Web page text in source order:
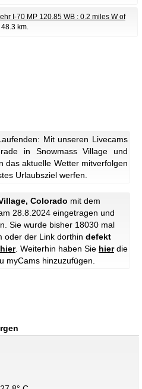
I-70 MP 120.85 WB : 0.2 miles W of
48.3 km.
Mit unseren Livecams
in Snowmass Village und
das aktuelle Wetter mitverfolgen
Urlaubsziel werfen.
Colorado mit dem
28.8.2024 eingetragen und
Sie wurde bisher 18030 mal
oder der Link dorthin defekt
hier. Weiterhin haben Sie hierdie
myCams hinzuzufügen.